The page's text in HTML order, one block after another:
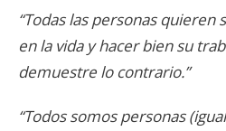
“Todas las personas quieren
en la vida y hacer bien su
demuestre lo contrario.”
“Todos somos personas